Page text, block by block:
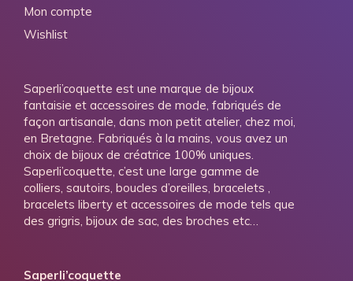
Mon compte
Wishlist
Saperli’coquette est une marque de bijoux
fantaisie et accessoires de mode, fabriqués de
façon artisanale, dans mon petit atelier, chez moi,
en Bretagne. Fabriqués à la mains, vous avez un
choix de bijoux de créatrice 100% uniques.
Saperli’coquette, c’est une large gamme de
colliers, sautoirs, boucles d’oreilles, bracelets ,
bracelets liberty et accessoires de mode tels que
des grigris, bijoux de sac, des broches etc…
Saperli’coquette